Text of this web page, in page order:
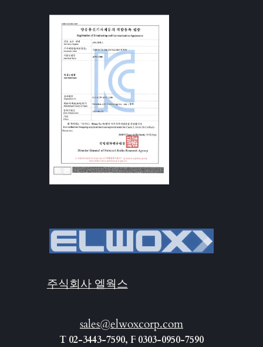
주식회사 엘웍스
sales@elwoxcorp.com
T 02-3443-7590, F 0303-0950-7590